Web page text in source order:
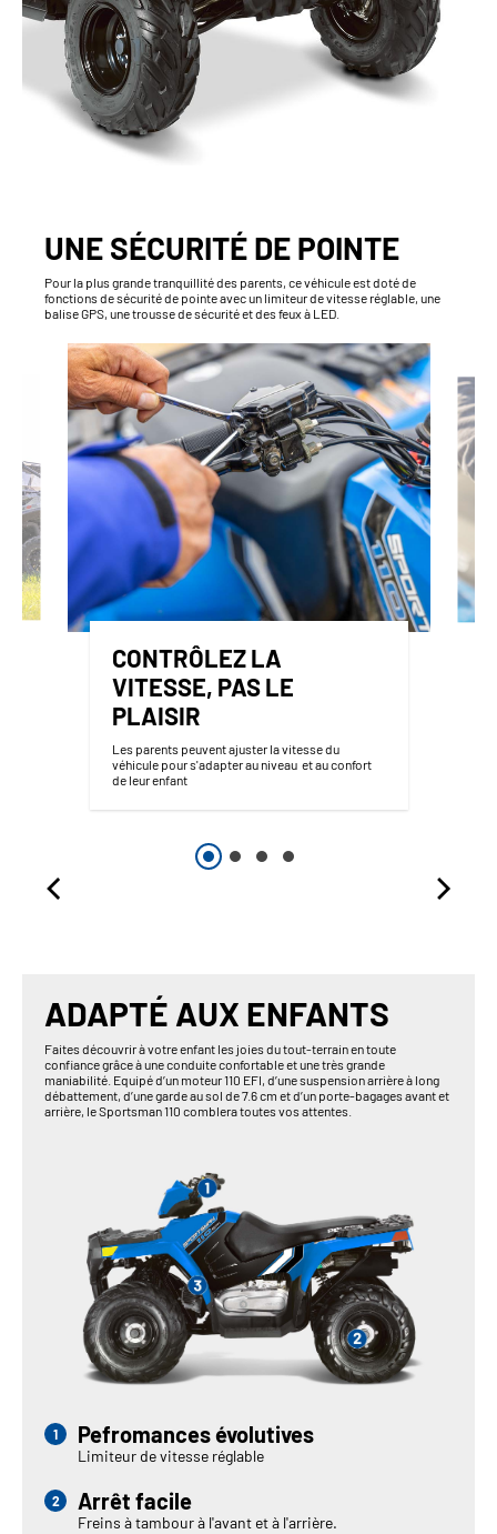
UNE SÉCURITÉ DE POINTE
Pour la plus grande tranquillité des parents, ce véhicule est doté de
fonctions de sécurité de pointe avec un limiteur de vitesse réglable, une
balise GPS, une trousse de sécurité et des feux à LED.
CONTRÔLEZ LA
VITESSE, PAS LE
PLAISIR
Les parents peuvent ajuster la vitesse du
véhicule pour s'adapter au niveau et au confort
de leur enfant
ADAPTÉ AUX ENFANTS
Faites découvrir à votre enfant les joies du tout-terrain en toute
confiance grâce à une conduite confortable et une très grande
maniabilité. Equipé d’un moteur 110 EFI, d’une suspension arrière à long
débattement, d’une garde au sol de 7.6 cm et d’un porte-bagages avant et
arrière, le Sportsman 110 comblera toutes vos attentes.
Pefromances évolutives
Limiteur de vitesse réglable
Arrêt facile
Freins à tambour à l'avant et à l'arrière.